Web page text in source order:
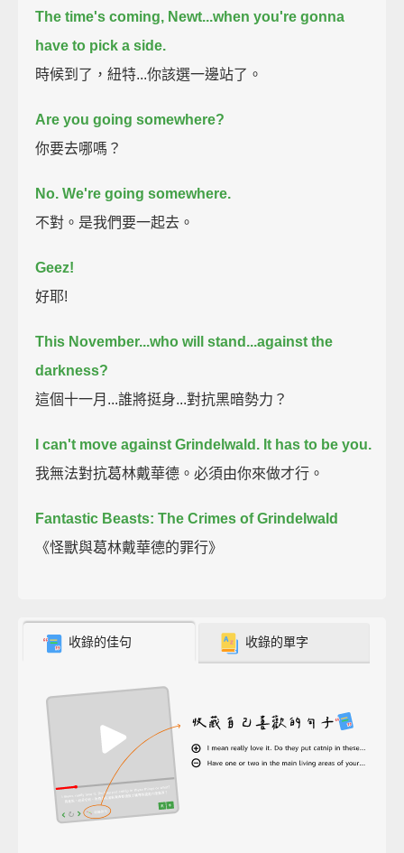
The time's coming, Newt...when you're gonna
have to pick a side.
時候到了，紐特...你該選一邊站了。
Are you going somewhere?
你要去哪嗎？
No. We're going somewhere.
不對。是我們要一起去。
Geez!
好耶!
This November...who will stand...against the
darkness?
這個十一月...誰將挺身...對抗黑暗勢力？
I can't move against Grindelwald. It has to be you.
我無法對抗葛林戴華德。必須由你來做才行。
Fantastic Beasts: The Crimes of Grindelwald
《怪獸與葛林戴華德的罪行》
收錄的佳句 收錄的單字